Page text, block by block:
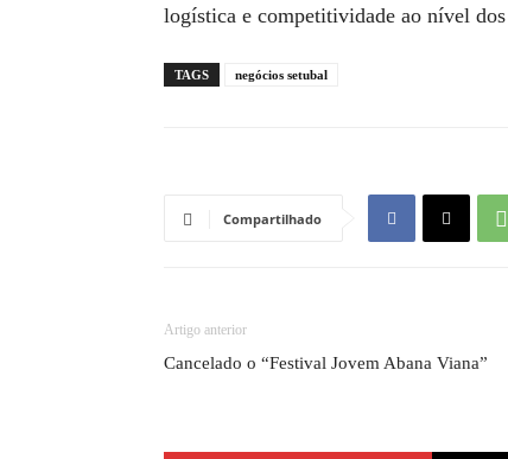
logística e competitividade ao nível
TAGS negócios setubal
Compartilhado
Artigo anterior
Cancelado o “Festival Jovem Abana Viana”